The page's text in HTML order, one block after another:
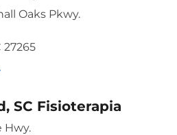
Oaks Pkwy.
SC Fisioterapia
Hwy.